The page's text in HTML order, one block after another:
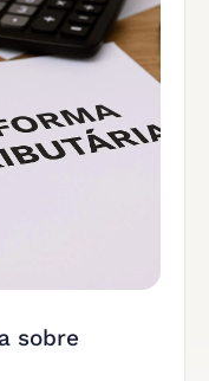
sobre